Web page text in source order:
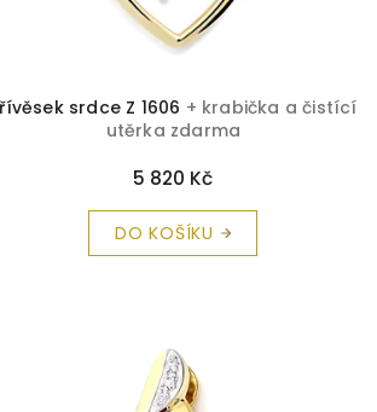
srdce Z 1606 + krabička a čistící
utěrka zdarma
5 820 Kč
DO KOŠÍKU